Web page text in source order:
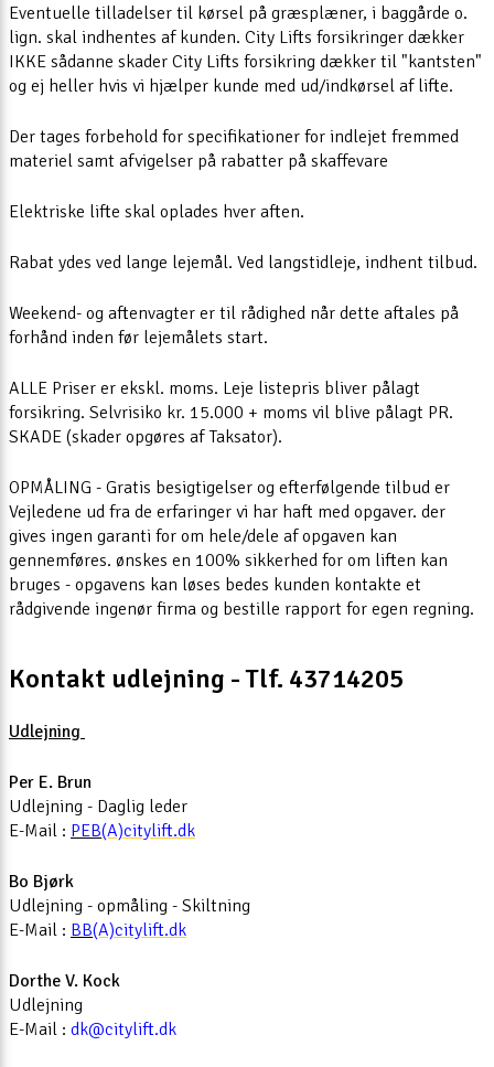
Eventuelle tilladelser til kørsel på græsplæner, i baggårde o.
lign. skal indhentes af kunden. City Lifts forsikringer dækker
IKKE sådanne skader City Lifts forsikring dækker til "kantsten"
og ej heller hvis vi hjælper kunde med ud/indkørsel af lifte.
Der tages forbehold for specifikationer for indlejet fremmed
materiel samt afvigelser på rabatter på skaffevare
Elektriske lifte skal oplades hver aften.
Rabat ydes ved lange lejemål. Ved langstidleje, indhent tilbud.
Weekend- og aftenvagter er til rådighed når dette aftales på
forhånd inden før lejemålets start.
ALLE Priser er ekskl. moms. Leje listepris bliver pålagt
forsikring. Selvrisiko kr. 15.000 + moms vil blive pålagt PR.
SKADE (skader opgøres af Taksator).
OPMÅLING - Gratis besigtigelser og efterfølgende tilbud er
Vejledene ud fra de erfaringer vi har haft med opgaver. der
gives ingen garanti for om hele/dele af opgaven kan
gennemføres. ønskes en 100% sikkerhed for om liften kan
bruges - opgavens kan løses bedes kunden kontakte et
rådgivende ingenør firma og bestille rapport for egen regning.
Kontakt udlejning - Tlf. 43714205
Udlejning
Per E. Brun
Udlejning - Daglig leder
E-Mail : PEB(A)citylift.dk
Bo Bjørk
Udlejning - opmåling - Skiltning
E-Mail : BB(A)citylift.dk
Dorthe V. Kock
Udlejning
E-Mail : dk@citylift.dk